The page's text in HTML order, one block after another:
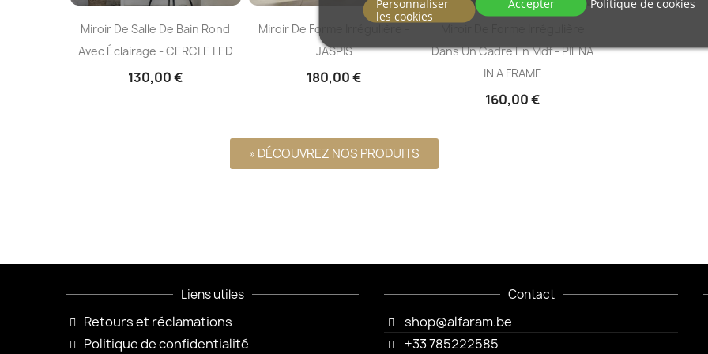
Miroir De Forme Irrégulière
Dans Un Cadre En Mdf - PIENA
IN A FRAME
Miroir Aux Formes Organiques
Avec Éclairage Intégré -
VERALUCE LED
Pour La Salle De Bains - AGIS
150,00 €
TURMALIN
» DÉCOUVREZ NOS PRODUITS
Liens utiles
Retours et réclamations
Politique de confidentialité
Contact
shop@alfaram.be
+33 785222585
les cookies